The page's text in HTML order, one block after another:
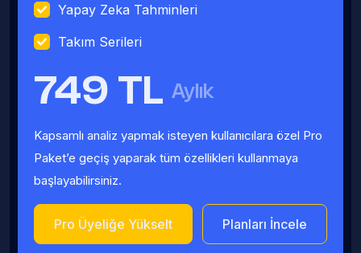
Yapay Zeka Tahminleri
Takım Serileri
749 TL Aylık
Kapsamlı analiz yapmak isteyen kullanıcılara özel Pro
Paket’e geçiş yaparak tüm özellikleri kullanmaya
başlayabilirsiniz.
Pro Üyeliğe Yükselt Planları İncele